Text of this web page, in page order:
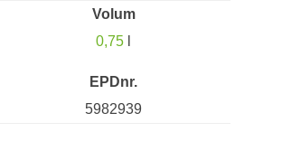
Volum
0,75
EPDnr.
5982939